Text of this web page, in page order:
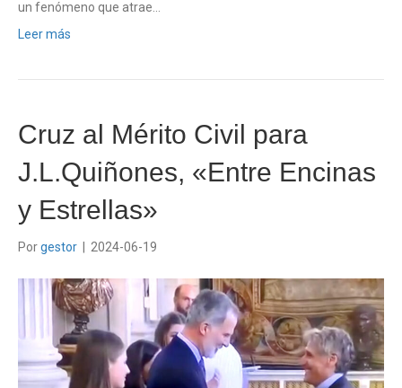
un fenómeno que atrae…
Leer más
Cruz al Mérito Civil para
J.L.Quiñones, «Entre Encinas
y Estrellas»
Porgestor 2024-06-19